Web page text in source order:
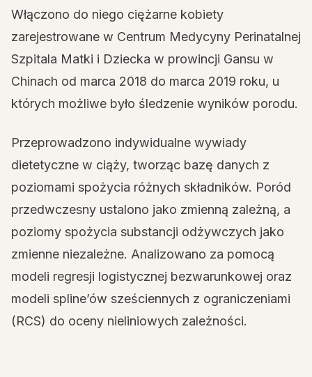
Włączono do niego ciężarne kobiety
zarejestrowane w Centrum Medycyny Perinatalnej
Szpitala Matki i Dziecka w prowincji Gansu w
Chinach od marca 2018 do marca 2019 roku, u
których możliwe było śledzenie wyników porodu.
Przeprowadzono indywidualne wywiady
dietetyczne w ciąży, tworząc bazę danych z
poziomami spożycia różnych składników. Poród
przedwczesny ustalono jako zmienną zależną, a
poziomy spożycia substancji odżywczych jako
zmienne niezależne. Analizowano za pomocą
modeli regresji logistycznej bezwarunkowej oraz
modeli spline’ów sześciennych z ograniczeniami
(RCS) do oceny nieliniowych zależności.